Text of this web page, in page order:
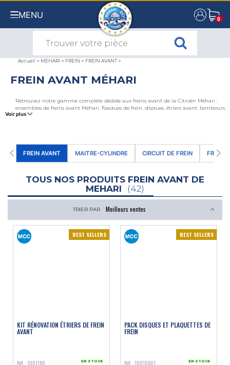
MENU 0
0
Accueil > MEHARI > FREIN > FREIN AVANT >
FREIN AVANT MÉHARI
Retrouvez notre gamme complète dédiée aux freins avant de la Citroën Méhari :
ensembles de freins avant Méhari, flasques de frein, disques, étriers avant, tambours,
cylindres de roues, plaquettes de frein, les aérateurs de disque? Tout pour le frein
Voir plus
FREIN AVANT MAITRE-CYLINDRE CIRCUIT DE FREIN FREIN
TOUS NOS PRODUITS FREIN AVANT DE
MEHARI
(42)
TRIER PAR
BEST SELLERS
KIT RÉNOVATION ÉTRIERS DE FREIN
AVANT
Réf. : 1001160 EN STOCK
BEST SELLERS
PACK DISQUES ET PLAQUETTES DE
FREIN
Réf. : 10010601 EN STOCK